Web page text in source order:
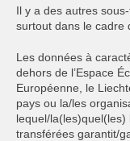
Il y a des autres
surtout dans le cadre
Les données à
dehors de l’Espace
Européenne, le
pays ou la/les
lequel/
transférées garantit/